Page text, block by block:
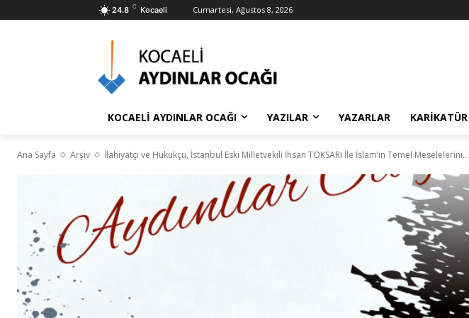
24.8 C Kocaeli Cumartesi, Ağustos 8, 2026
KOCAELİ AYDINLAR OCAĞI YAZILAR YAZARLAR KARIKATÜR
Ana Sayfa Arşiv İlahiyatçı ve Hukukçu, İstanbul Eski Milletvekili İhsan TOKSARI İle İslam’ın Temel Meselelerini...